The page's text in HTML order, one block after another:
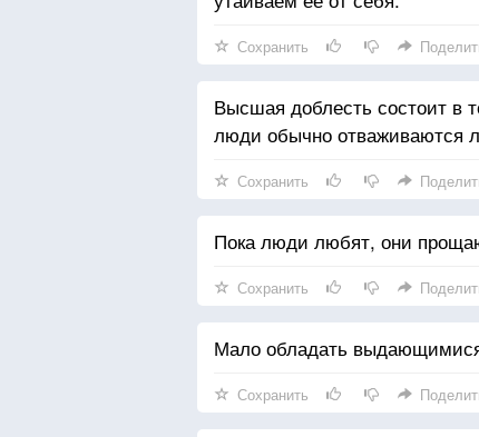
Сохранить
Высшая доблесть состоит в
люди обычно отваживаются
Сохранить
Пока люди любят, они
Сохранить
Мало обладать
Сохранить